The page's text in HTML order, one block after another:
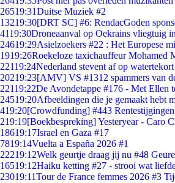
26519:31Duitse Muziek #2
13219:30[DRT SC] #6: RendacGoden
4119:30Droneaanval op Oekrains vliegtuig
24619:29Asielzoekers #22 : Het Europese
1919:26Roekeloze taxichauffeur Mohamed
22119:24Nederland stevent af op watertekort
20219:23[AMV] VS #1312 spammers van
22119:22De Avondetappe #176 - Met Ellen
24519:20Afbeeldingen die je gemaakt hebt
419:20[Crowdfunding] #443
219:19[Boekbespreking] Yesteryear - Caro
18619:17Israel en Gaza #17
7819:14Vuelta a España 2026 #1
22219:12Welk geurtje draag jij nu #48
16519:12Haiku ketting #27 - strooi wat
23019:11Tour de France femmes 2026 #3